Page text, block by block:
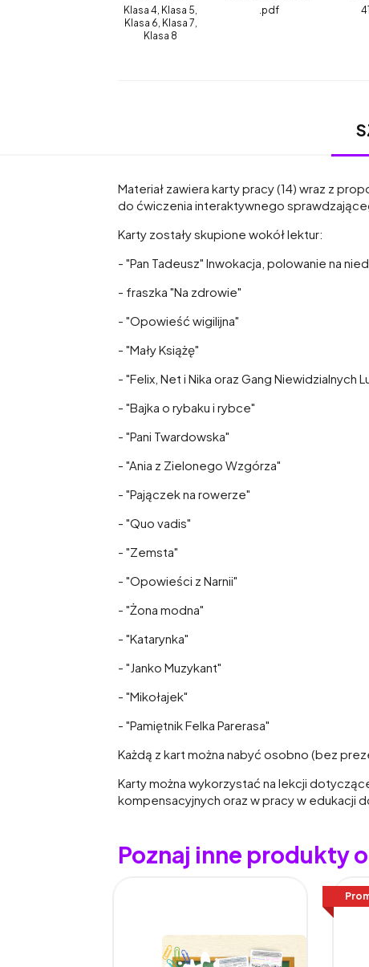
Klasa 4, Klasa 5,
Klasa 6, Klasa 7,
Klasa 8
.pdf
Materiał zawiera karty pracy (14) wraz z
do ćwiczenia interaktywnego
Karty zostały skupione wokół lektur:
- "Pan Tadeusz" Inwokacja, polowanie na
- fraszka "Na zdrowie"
- "Opowieść wigilijna"
- "Mały Książę"
- "Felix, Net i Nika oraz Gang Niewidzialnych
- "Bajka o rybaku i rybce"
- "Pani Twardowska"
- "Ania z Zielonego Wzgórza"
- "Pajączek na rowerze"
- "Quo vadis"
- "Zemsta"
- "Opowieści z Narnii"
- "Żona modna"
- "Katarynka"
- "Janko Muzykant"
- "Mikołajek"
- "Pamiętnik Felka Parerasa"
Każdą z kart można nabyć osobno (bez
Karty można wykorzystać na lekcji
kompensacyjnych oraz w pracy w edukacji
Poznaj inne produkty